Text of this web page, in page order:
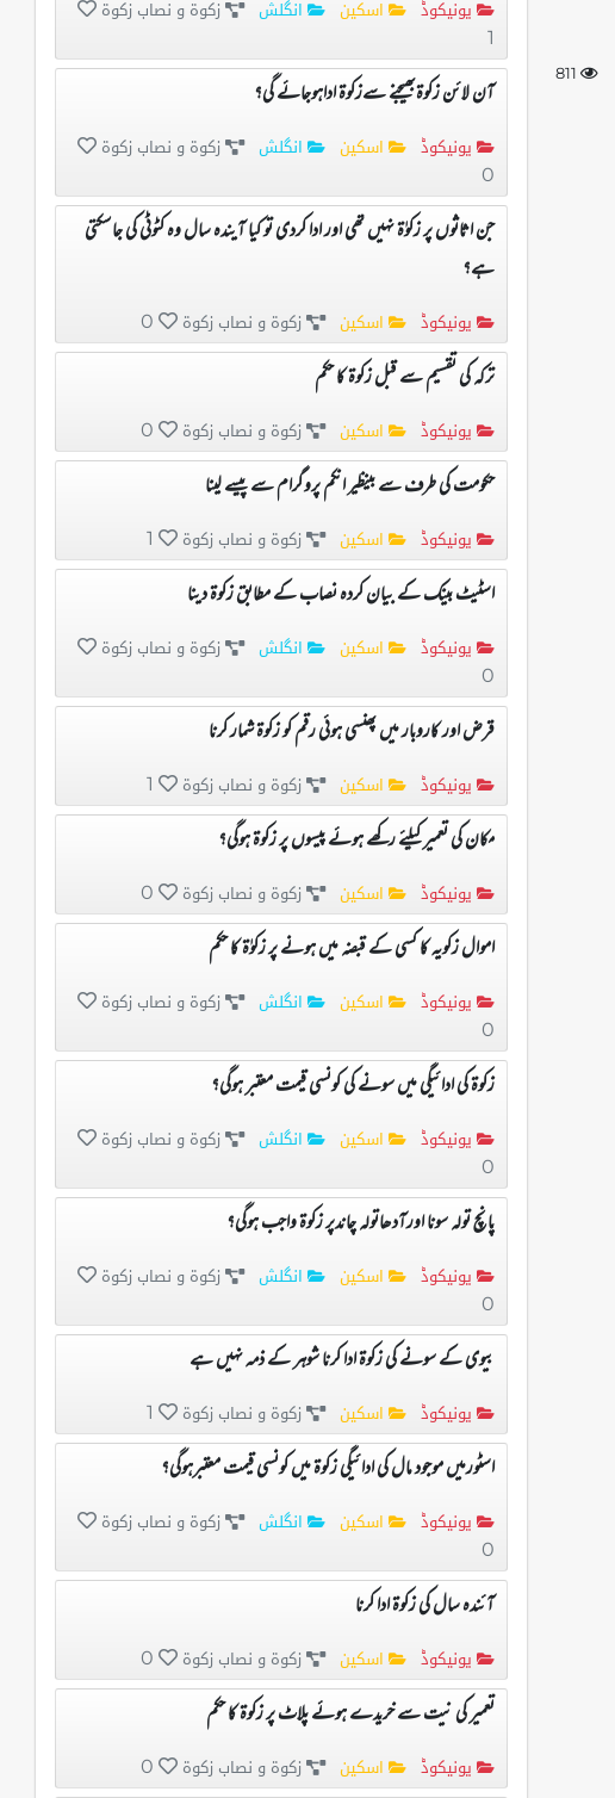
811
یونیکوڈ اسکین انگلش زکوۃ و نصاب زکوۃ
1
آن لائن زکوۃبھیجنے سےزکوۃ اداہوجائے گی؟
یونیکوڈ اسکین انگلش زکوۃ و نصاب زکوۃ
0
جن اثاثوں پر زکوٰۃ نہیں تھی اور ادا کردی تو کیا آیندہ سال وہ کٹوٹی کی جاسکتی
ہے؟
یونیکوڈ اسکین زکوۃ و نصاب زکوۃ
ترکہ کی تقسیم سے قبل زکوۃ کا حکم
یونیکوڈ اسکین زکوۃ و نصاب زکوۃ
حکومت کی طرف سے بینظیر انکم پروگرام سے پیسے لینا
یونیکوڈ اسکین زکوۃ و نصاب زکوۃ
اسٹیٹ بینک کے بیان کردہ نصاب کے مطابق زکوۃ دینا
یونیکوڈ اسکین انگلش زکوۃ و نصاب زکوۃ
0
قرض اور کاروبار میں پھنسی ہوئی رقم کو زکوۃ شمار کرنا
یونیکوڈ اسکین زکوۃ و نصاب زکوۃ
مکان کی تعمیر کیلئے رکھے ہوئے پیسوں پر زکوۃ ہوگی؟
یونیکوڈ اسکین زکوۃ و نصاب زکوۃ
اموال زکویہ کا کسی کے قبضہ میں ہونے پر زکوٰۃ کا حکم
یونیکوڈ اسکین انگلش زکوۃ و نصاب زکوۃ
0
زکوۃ کی ادائیگی میں سونے کی کونسی قیمت معتبر ہوگی؟
یونیکوڈ اسکین انگلش زکوۃ و نصاب زکوۃ
0
پانچ تولہ سونا اورآدھاتولہ چاندپر زکوۃ واجب ہوگی؟
یونیکوڈ اسکین انگلش زکوۃ و نصاب زکوۃ
0
بیوی کے سونے کی زکوۃ ادا کرنا شوہر کے ذمہ نہیں ہے
یونیکوڈ اسکین زکوۃ و نصاب زکوۃ
اسٹورمیں موجود مال کی ادائیگی زکوۃ میں کونسی قیمت معتبرہوگی؟
یونیکوڈ اسکین انگلش زکوۃ و نصاب زکوۃ
0
آئندہ سال کی زکوۃ ادا کرنا
یونیکوڈ اسکین زکوۃ و نصاب زکوۃ
تعمیر کی نیت سے خریدے ہوئے پلاٹ پر زکوۃ کا حکم
یونیکوڈ اسکین زکوۃ و نصاب زکوۃ